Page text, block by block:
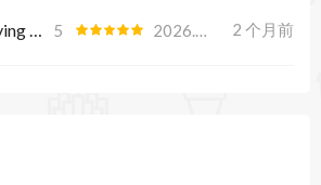
Virtual Driving School 5 2 个月前